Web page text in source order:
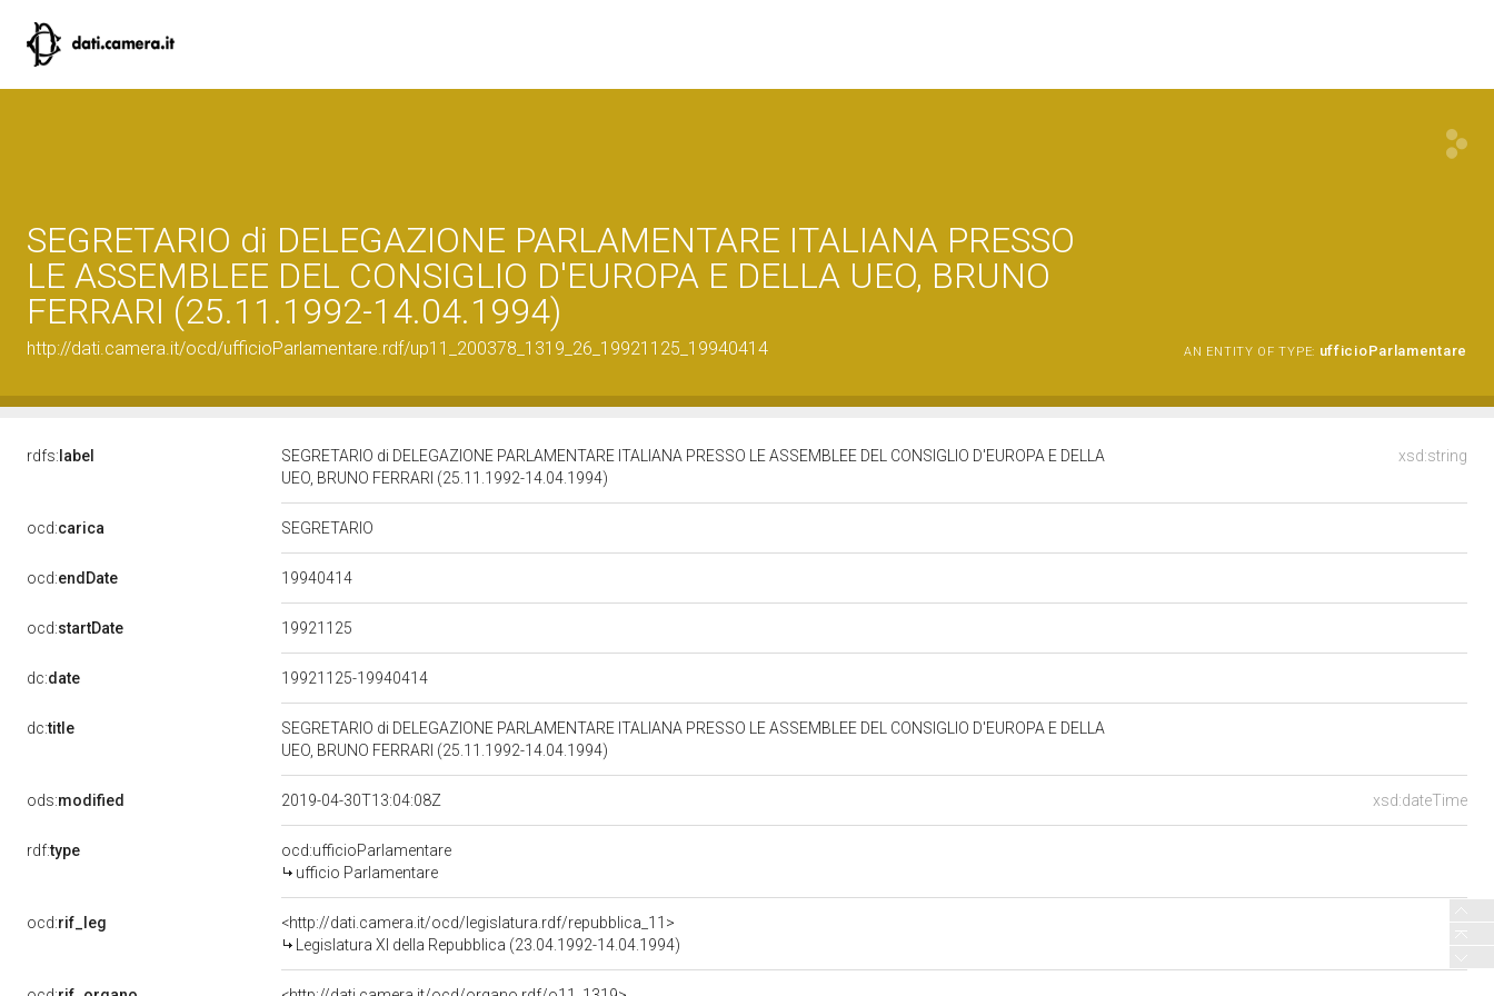
SEGRETARIO di DELEGAZIONE PARLAMENTARE ITALIANA PRESSO
LE ASSEMBLEE DEL CONSIGLIO D'EUROPA E DELLA UEO, BRUNO
FERRARI (25.11.1992-14.04.1994)
http://dati.camera.it/ocd/ufficioParlamentare.rdf/up11_200378_1319_26_19921125_19940414 AN ENTITY OF TYPE: ufficioParlamentare
rdfs: label xsd:string
SEGRETARIO di DELEGAZIONE PARLAMENTARE ITALIANA PRESSO LE ASSEMBLEE DEL CONSIGLIO D'EUROPA E DELLA
UEO, BRUNO FERRARI (25.11.1992-14.04.1994)
ocd:carica SEGRETARIO
ocd:endDate 19940414
ocd:startDate 19921125
dc:date 19921125-19940414
dc:title
SEGRETARIO di DELEGAZIONE PARLAMENTARE ITALIANA PRESSO LE ASSEMBLEE DEL CONSIGLIO D'EUROPA E DELLA
UEO, BRUNO FERRARI (25.11.1992-14.04.1994)
ods:modified xsd:dateTime
2019-04-30T13:04:08Z
rdf:type
ocd:ufficioParlamentare
ufficio Parlamentare
ocd:rif_leg
<http://dati.camera.it/ocd/legislatura.rdf/repubblica_11>
Legislatura XI della Repubblica (23.04.1992-14.04.1994)